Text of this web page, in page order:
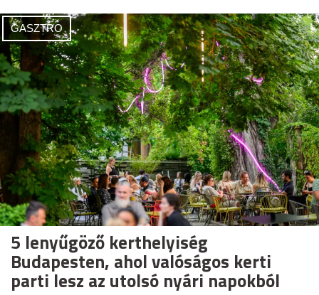
GASZTRO
5 lenyűgöző kerthelyiség
Budapesten, ahol valóságos kerti
parti lesz az utolsó nyári napokból